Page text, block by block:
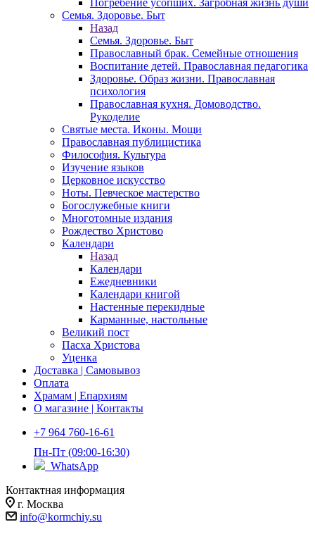
Погребение усопших. Загробная жизнь души
Семья. Здоровье. Быт
Назад
Семья. Здоровье. Быт
Православный брак. Семейные отношения
Воспитание детей. Православная педагогика
Здоровье. Образ жизни. Православная
психология
Православная кухня. Домоводство.
Рукоделие
Святые места. Иконы. Мощи
Православная публицистика
Философия. Культура
Изучение языков
Церковное искусство
Ноты. Певческое мастерство
Богослужебные книги
Многотомные издания
Рождество Христово
Календари
Назад
Календари
Ежедневники
Календари книгой
Настенные перекидные
Карманные, настольные
Великий пост
Пасха Христова
Уценка
Доставка | Самовывоз
Оплата
Храмам | Епархиям
О магазине | Контакты
+7 964 760-16-61
Пн-Пт (09:00-16:30)
WhatsApp
Контактная информация
г. Москва
info@kormchiy.su